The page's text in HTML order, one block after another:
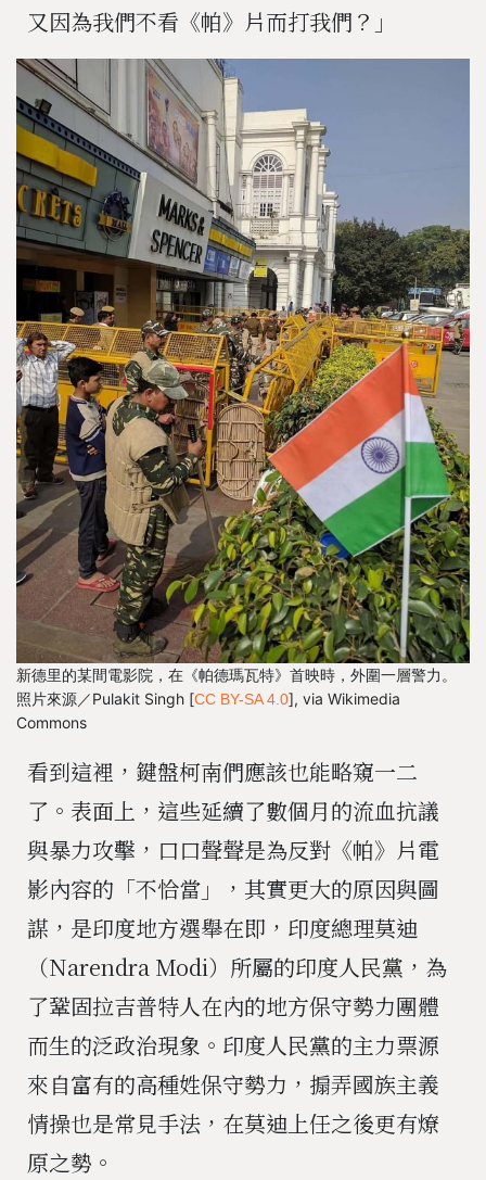
又因為我們不看《帕》片而打我們？」
新德里的某間電影院，在《帕德瑪瓦特》首映時，外圍一層警力。
照片來源／Pulakit Singh [CC BY-SA 4.0], via Wikimedia
Commons
看到這裡，鍵盤柯南們應該也能略窺一二
了。表面上，這些延續了數個月的流血抗議
與暴力攻擊，口口聲聲是為反對《帕》片電
影內容的「不恰當」，其實更大的原因與圖
謀，是印度地方選舉在即，印度總理莫迪
（Narendra Modi）所屬的印度人民黨，為
了鞏固拉吉普特人在內的地方保守勢力團體
而生的泛政治現象。印度人民黨的主力票源
來自富有的高種姓保守勢力，搧弄國族主義
情操也是常見手法，在莫迪上任之後更有燎
原之勢。